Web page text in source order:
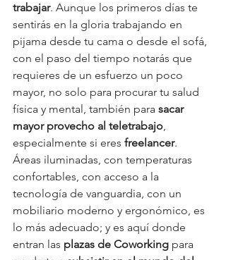
trabajar. Aunque los primeros días te
sentirás en la gloria trabajando en
pijama desde tu cama o desde el sofá,
con el paso del tiempo notarás que
requieres de un esfuerzo un poco
mayor, no solo para procurar tu salud
física y mental, también para sacar
mayor provecho al teletrabajo,
especialmente si eres freelancer.
Áreas iluminadas, con temperaturas
confortables, con acceso a la
tecnología de vanguardia, con un
mobiliario moderno y ergonómico, es
lo más adecuado; y es aquí donde
entran las plazas de Coworking para